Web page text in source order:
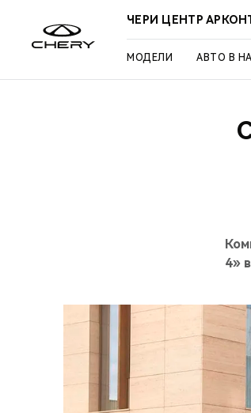
ЧЕРИ ЦЕНТР
МОДЕЛИ АВТО В
4»